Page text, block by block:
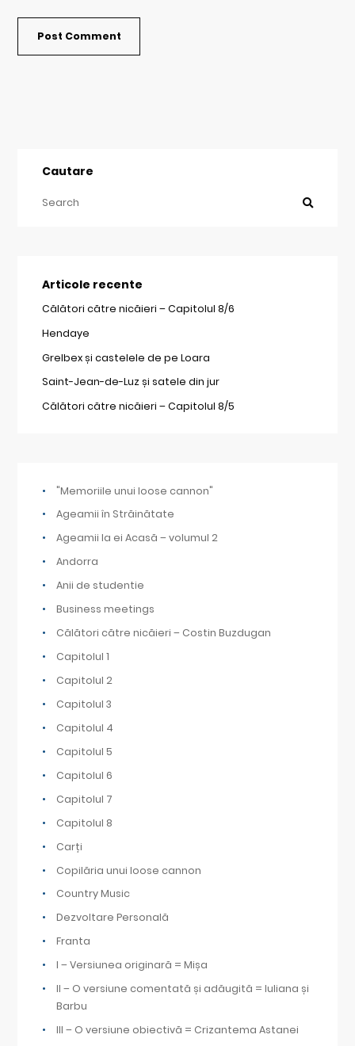
Cautare
Articole recente
Călători către nicăieri – Capitolul 8/6
Hendaye
Grelbex și castelele de pe Loara
Saint-Jean-de-Luz și satele din jur
Călători către nicăieri – Capitolul 8/5
"Memoriile unui loose cannon"
Ageamii în Străinătate
Ageamii la ei Acasă – volumul 2
Andorra
Anii de studentie
Business meetings
Călători către nicăieri – Costin Buzdugan
Capitolul 1
Capitolul 2
Capitolul 3
Capitolul 4
Capitolul 5
Capitolul 6
Capitolul 7
Capitolul 8
Carți
Copilăria unui loose cannon
Country Music
Dezvoltare Personală
Franta
I – Versiunea originară = Mișa
II – O versiune comentată și adăugită = Iuliana și
Barbu
III – O versiune obiectivă = Crizantema Astanei